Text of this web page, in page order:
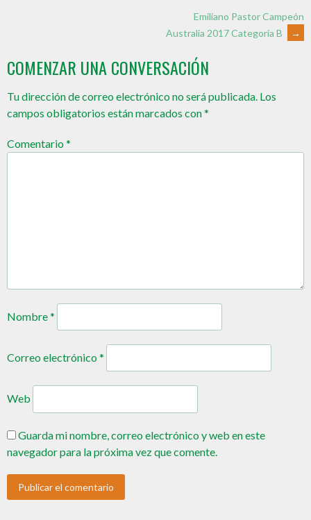
Emiliano Pastor Campeón
Australia 2017 Categoría B
→
COMENZAR UNA CONVERSACIÓN
Tu dirección de correo electrónico no será publicada. Los
campos obligatorios están marcados con*
Comentario*
Nombre*
Correo electrónico*
Web
Guarda mi nombre, correo electrónico y web en este
navegador para la próxima vez que comente.